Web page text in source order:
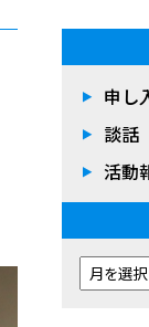
申し
談話
活動